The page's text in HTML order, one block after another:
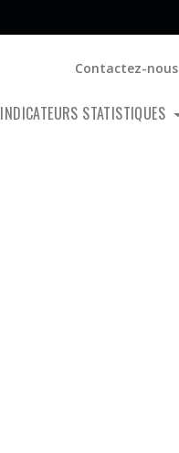
Contactez-nous
INDICATEURS STATISTIQUES